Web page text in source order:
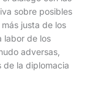
sobre posibles
justa de los
labor de los
adversas,
de la diplomacia